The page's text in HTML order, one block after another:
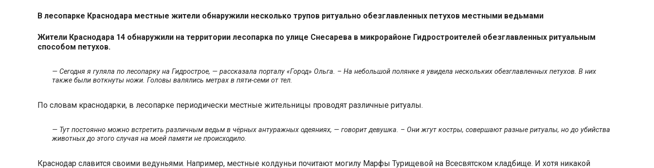
В лесопарке Краснодара местные жители обнаружили несколько трупов ритуально обезглавленных петухов местными ведьмами
Жители Краснодара 14 обнаружили на территории лесопарка по улице Снесарева в микрорайоне Гидростроителей обезглавленных ритуальным
способом петухов.
— Сегодня я гуляла по лесопарку на Гидрострое, — рассказала порталу «Город» Ольга. – На небольшой полянке я увидела нескольких обезглавленных петухов. В них
также были воткнуты ножи. Головы валялись метрах в пяти-семи от тел.
По словам краснодарки, в лесопарке периодически местные жительницы проводят различные ритуалы.
— Тут постоянно можно встретить различным ведьм в чёрных антуражных одеяниях, — говорит девушка. – Они жгут костры, совершают разные ритуалы, но до убийства
животных до этого случая на моей памяти не происходило.
Краснодар славится своими ведуньями. Например, местные колдуньи почитают могилу Марфы Турищевой на Всесвятском кладбище. И хотя никакой